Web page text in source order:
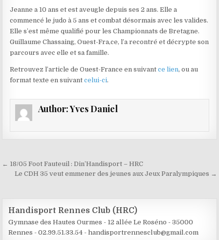
Jeanne a 10 ans et est aveugle depuis ses 2 ans. Elle a
commencé le judo à 5 ans et combat désormais avec les valides.
Elle s’est même qualifié pour les Championnats de Bretagne.
Guillaume Chassaing, Ouest-Fra,ce, l’a recontré et décrypte son
parcours avec elle et sa famille.
Retrouvez l’article de Ouest-France en suivantce lien, ou au
format texte en suivantcelui-ci.
Author:Yves Daniel
Navigation de l’article
← 18/05 Foot Fauteuil : Din’Handisport – HRC
Le CDH 35 veut emmener des jeunes aux Jeux Paralympiques →
Handisport Rennes Club (HRC)
Gymnase des Hautes Ourmes - 12 allée Le Roséno -35000
Rennes -02.99.51.33.54 - handisportrennesclub@gmail.com